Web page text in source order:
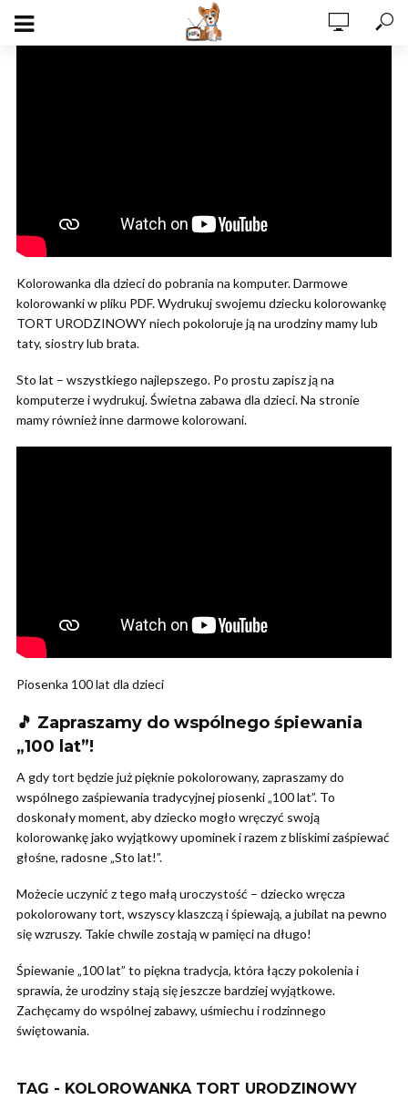
Kolorowanka dla dzieci do pobrania na komputer. Darmowe
kolorowanki w pliku PDF. Wydrukuj swojemu dziecku kolorowankę
TORT URODZINOWY niech pokoloruje ją na urodziny mamy lub
taty, siostry lub brata.
Sto lat – wszystkiego najlepszego. Po prostu zapisz ją na
komputerze i wydrukuj. Świetna zabawa dla dzieci. Na stronie
mamy również inne darmowe kolorowani.
Piosenka 100 lat dla dzieci
🎵 Zapraszamy do wspólnego śpiewania
„100 lat”!
A gdy tort będzie już pięknie pokolorowany, zapraszamy do
wspólnego zaśpiewania tradycyjnej piosenki „100 lat”. To
doskonały moment, aby dziecko mogło wręczyć swoją
kolorowankę jako wyjątkowy upominek i razem z bliskimi zaśpiewać
głośne, radosne „Sto lat!”.
Możecie uczynić z tego małą uroczystość – dziecko wręcza
pokolorowany tort, wszyscy klaszczą i śpiewają, a jubilat na pewno
się wzruszy. Takie chwile zostają w pamięci na długo!
Śpiewanie „100 lat” to piękna tradycja, która łączy pokolenia i
sprawia, że urodziny stają się jeszcze bardziej wyjątkowe.
Zachęcamy do wspólnej zabawy, uśmiechu i rodzinnego
świętowania.
TAG - KOLOROWANKA TORT URODZINOWY